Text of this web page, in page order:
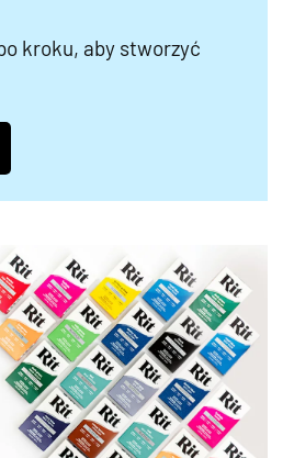
kroku, aby stworzyć